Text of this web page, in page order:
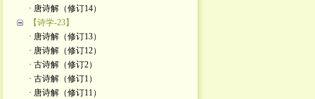
· 唐诗解（修订14）
【诗学-23】
· 唐诗解（修订13）
· 唐诗解（修订12）
· 古诗解（修订2）
· 古诗解（修订1）
· 唐诗解（修订11）